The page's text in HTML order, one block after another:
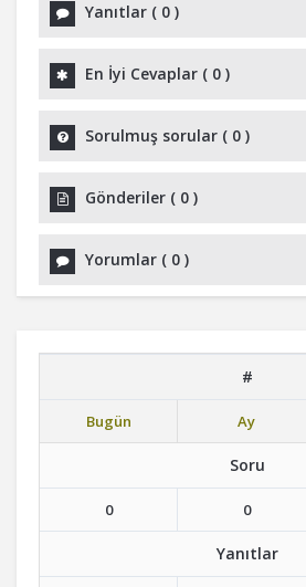
Yanıtlar ( 0 )
En İyi Cevaplar ( 0 )
Sorulmuş sorular ( 0 )
Gönderiler ( 0 )
Yorumlar ( 0 )
#
Bugün Ay
Soru
0 0
Yanıtlar